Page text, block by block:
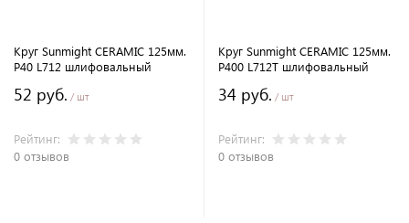
Круг Sunmight CERAMIC 125мм.
P40 L712 шлифовальный
52 руб. / шт
Рейтинг:
0 отзывов
Круг Sunmight CERAMIC 125мм.
P400 L712T шлифовальный
34 руб. / шт
Рейтинг:
0 отзывов